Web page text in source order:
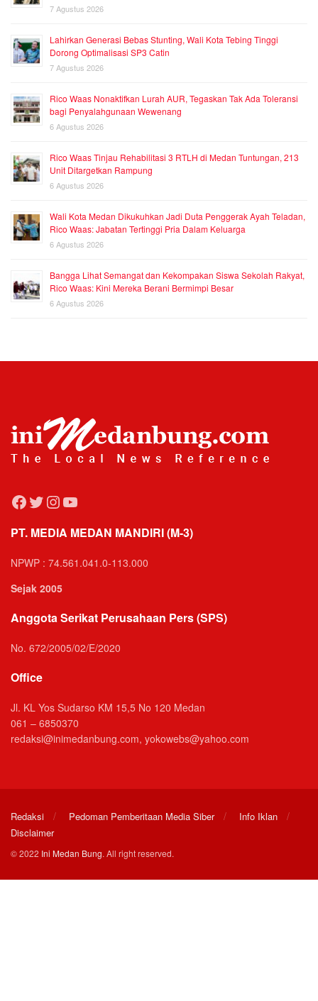
7 Agustus 2026
Lahirkan Generasi Bebas Stunting, Wali Kota Tebing Tinggi
Dorong Optimalisasi SP3 Catin
7 Agustus 2026
Rico Waas Nonaktifkan Lurah AUR, Tegaskan Tak Ada Toleransi
bagi Penyalahgunaan Wewenang
6 Agustus 2026
Rico Waas Tinjau Rehabilitasi 3 RTLH di Medan Tuntungan, 213
Unit Ditargetkan Rampung
6 Agustus 2026
Wali Kota Medan Dikukuhkan Jadi Duta Penggerak Ayah Teladan,
Rico Waas: Jabatan Tertinggi Pria Dalam Keluarga
6 Agustus 2026
Bangga Lihat Semangat dan Kekompakan Siswa Sekolah Rakyat,
Rico Waas: Kini Mereka Berani Bermimpi Besar
6 Agustus 2026
Facebook
Twitter
Instagram
YouTube
PT. MEDIA MEDAN MANDIRI (M-3)
NPWP : 74.561.041.0-113.000
Sejak 2005
Anggota Serikat Perusahaan Pers (SPS)
No. 672/2005/02/E/2020
Office
Jl. KL Yos Sudarso KM 15,5 No 120 Medan
061 – 6850370
redaksi@inimedanbung.com, yokowebs@yahoo.com
Redaksi Pedoman Pemberitaan Media Siber
Info Iklan
Disclaimer
© 2022 Ini Medan Bung. All right reserved.